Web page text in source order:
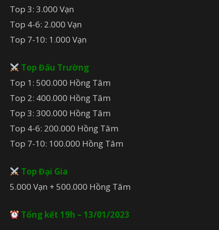
Top 3: 3.000 Vạn
Top 4-6: 2.000 Vạn
Top 7-10: 1.000 Vạn
Top Đấu Trường
Top 1: 500.000 Hồng Tâm
Top 2: 400.000 Hồng Tâm
Top 3: 300.000 Hồng Tâm
Top 4-6: 200.000 Hồng Tâm
Top 7-10: 100.000 Hồng Tâm
Top Đại Gia
5.000 Vạn + 500.000 Hồng Tâm
Tổng kết 19h – 13/01/2023